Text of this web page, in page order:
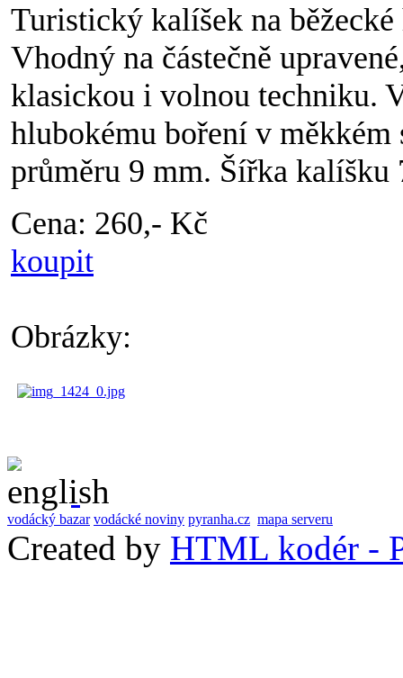
Turistický kalíšek na
Vhodný na částečně
klasickou i volnou techniku.
hlubokému boření v měkkém
průměru 9 mm. Šířka kalíšku
Cena: 260,- Kč
koupit
Obrázky:
vodácký bazar vodácké noviny pyranha.cz mapa serveru
Created by HTML kodér -